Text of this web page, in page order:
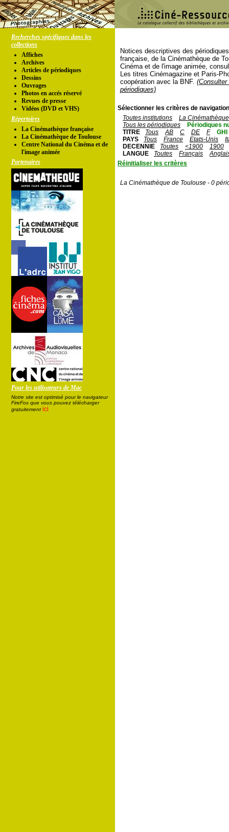
Recherches spécifiques dans les
collections
Affiches
Archives
Articles de périodiques
Dessins
Ouvrages
Photos en accés réservé
Revues de presse
Vidéos (DVD et VHS)
Répertoires
La Cinémathèque française
La Cinémathèque de Toulouse
Centre National du Cinéma et de
l'image animée
Partenaires
Pour les utilisateurs de Mac
Notre site est optimisé pour le navigateur
FireFox que vous pouvez télécharger
gratuitement ici
Notices descriptives des
française, de la Cinémathèque de
Cinéma et de l'image animée,
Les titres Cinémagazine et Paris-
coopération avec la BNF.
périodiques)
Sélectionner les critères de
Toutes institutions
La
Tous les périodiques
Périodiques
TITRE
Tous AB C DE F
GHI
PAYS
Tous France Etats-Unis
DECENNIE
Toutes <1900
1900
LANGUE
Toutes Français
Réinitialiser les critères
La Cinémathèque de Toulouse - 0